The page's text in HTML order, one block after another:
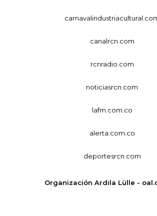
canalrcn.com
rcnradio.com
noticiasrcn.com
lafm.com.co
alerta.com.co
deportesrcn.com
Organización Ardila Lülle -